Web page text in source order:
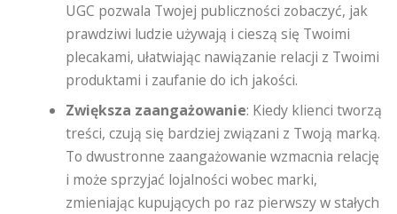
UGC pozwala Twojej publiczności zobaczyć, jak
prawdziwi ludzie używają i cieszą się Twoimi
plecakami, ułatwiając nawiązanie relacji z Twoimi
produktami i zaufanie do ich jakości.
Zwiększa zaangażowanie: Kiedy klienci tworzą
treści, czują się bardziej związani z Twoją marką.
To dwustronne zaangażowanie wzmacnia relację
i może sprzyjać lojalności wobec marki,
zmieniając kupujących po raz pierwszy w stałych